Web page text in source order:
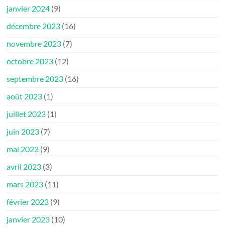
janvier 2024 (9)
décembre 2023 (16)
novembre 2023 (7)
octobre 2023 (12)
septembre 2023 (16)
août 2023 (1)
juillet 2023 (1)
juin 2023 (7)
mai 2023 (9)
avril 2023 (3)
mars 2023 (11)
février 2023 (9)
janvier 2023 (10)